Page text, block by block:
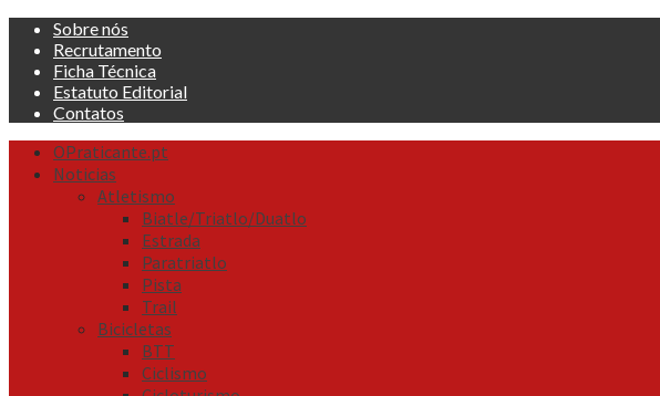
Skip
content
Sobre nós
Recrutamento
Ficha Técnica
Estatuto Editorial
Contatos
Primary
Menu
OPraticante.pt
Noticias
Atletismo
Biatle/Triatlo/Duatlo
Estrada
Paratriatlo
Pista
Trail
Bicicletas
BTT
Ciclismo